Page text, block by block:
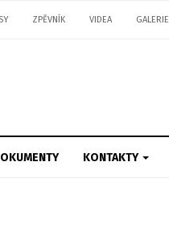
ZPĚVNÍK VIDEA GALERIE
KONTAKTY